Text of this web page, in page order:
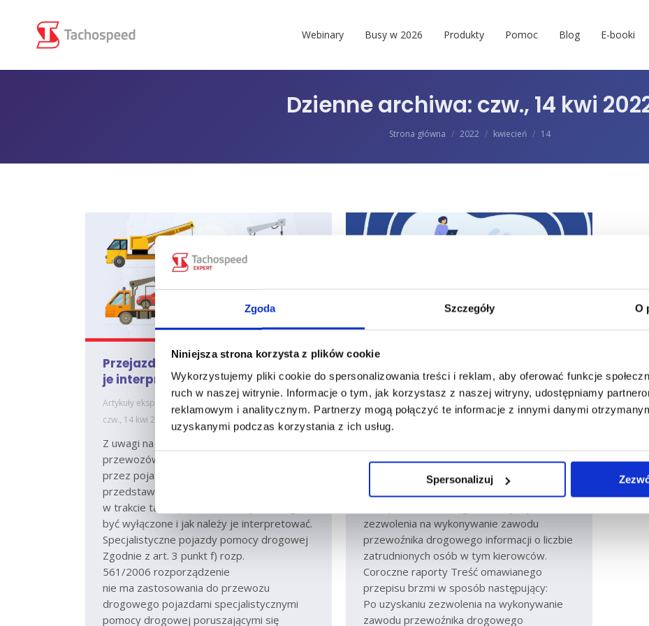
Zgoda Szczegóły O
Niniejsza strona korzysta z plików cookie
Wykorzystujemy pliki cookie do spersonalizowania treści i reklam, aby oferować funkcje
ruch w naszej witrynie. Informacje o tym, jak korzystasz z naszej witryny, udostępniamy
reklamowym i analitycznym. Partnerzy mogą połączyć te informacje z innymi danymi
uzyskanymi podczas korzystania z ich usług.
Spersonalizuj
Webinary Busy w 2026 Produkty Pomoc Blog E-booki
Dzienne archiwa: czw., 14 kwi
Jesteś tutaj:
Strona główna 2022 kwiecień 14
Przejazdy pomocy drogowej – jak
je interpretować?
Artykuły eksperckie
Marcin Szmandra
czw., 14 kwi 2022
Z uwagi na wiele wątpliwości dotyczących
przewozów, jakie mogą być wykonywane
przez pojazdy pomocy drogowej, poniżej
przedstawiamy jakie przepisy obowiązują
w trakcie takich przewozów, a jakie mogą
być wyłączone i jak należy je interpretować.
Specjalistyczne pojazdy pomocy drogowej
Zgodnie z art. 3 punkt f) rozp.
561/2006 rozporządzenie
nie ma zastosowania do przewozu
drogowego pojazdami specjalistycznymi
pomocy drogowej poruszającymi się
Kolejne wymogi dla firm
transportowych. Bądź gotowy
przed 2023.
Aktualności
Artykuły eksperckie
Marcin Szmandra
Od 1 marca 2022 roku, wprowadzono
przepisy wymagające coroczne
raportowania przez przedsiębiorstwa
zezwolenia na wykonywanie zawodu
przewoźnika drogowego informacji o liczbie
zatrudnionych osób w tym kierowców.
Coroczne raporty Treść omawianego
przepisu brzmi w sposób następujący:
Po uzyskaniu zezwolenia na wykonywanie
zawodu przewoźnika drogowego